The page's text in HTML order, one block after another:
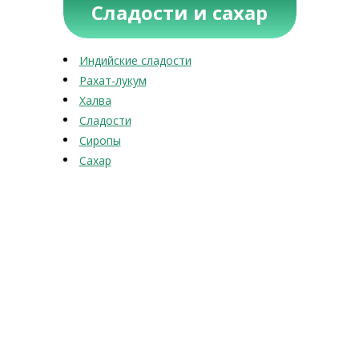
Сладости и сахар
Индийские сладости
Рахат-лукум
Халва
Сладости
Сиропы
Сахар